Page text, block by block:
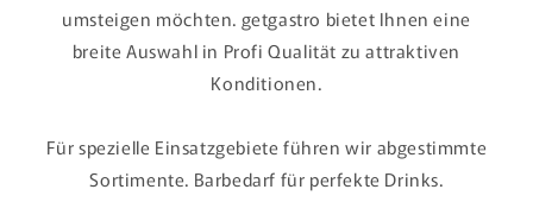
umsteigen möchten. getgastro bietet Ihnen eine
breite Auswahl in Profi Qualität zu attraktiven
Konditionen.
Für spezielle Einsatzgebiete führen wir abgestimmte
Sortimente. Barbedarf für perfekte Drinks.